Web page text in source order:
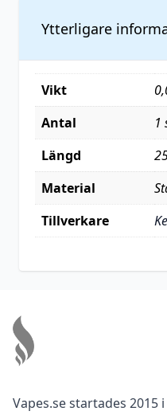
Ytterligare
Vikt
Antal
1
Längd
Material
Tillverkare
Vapes.se startades 2015 i